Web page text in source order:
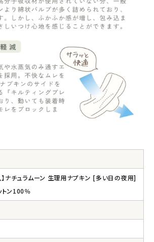
】ナチュラムーン 生理用ナプキン [多い日の夜用]
トン100％